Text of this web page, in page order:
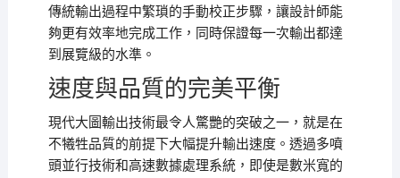
傳統輸出過程中繁瑣的手動校正步驟，讓設計師能
夠更有效率地完成工作，同時保證每一次輸出都達
到展覽級的水準。
速度與品質的完美平衡
現代大圖輸出技術最令人驚艷的突破之一，就是在
不犧牲品質的前提下大幅提升輸出速度。透過多噴
頭並行技術和高速數據處理系統，即使是數米寬的